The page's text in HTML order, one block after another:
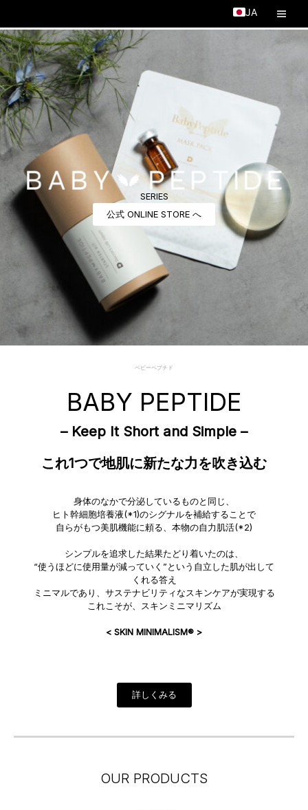
テ
ン
ツ
へ
ス
キ
ッ
プ
メ
イ
ニ
ュ
ー
SERIES
公式 ONLINE STORE へ
ベビーペプチド
BABY PEPTIDE
– Keep It Short and Simple –
これ1つで地肌に新たな力を吹き込む
身体のなかで分泌しているものと同じ、
ヒト幹細胞培養液(*1)のシグナルを補給することで
自らがもつ美肌機能に頼る、本物の自力肌活(*2)
シンプルを追求した結果たどり着いたのは、
“使うほどに使用量が減っていく”という自立した肌が出して
くれる答え
ミニマルであり、サステナビリティなスキンケアが実現する
これこそが、スキンミニマリズム
< SKIN MINIMALISM®︎ >
詳しくみる
OUR PRODUCTS
JA